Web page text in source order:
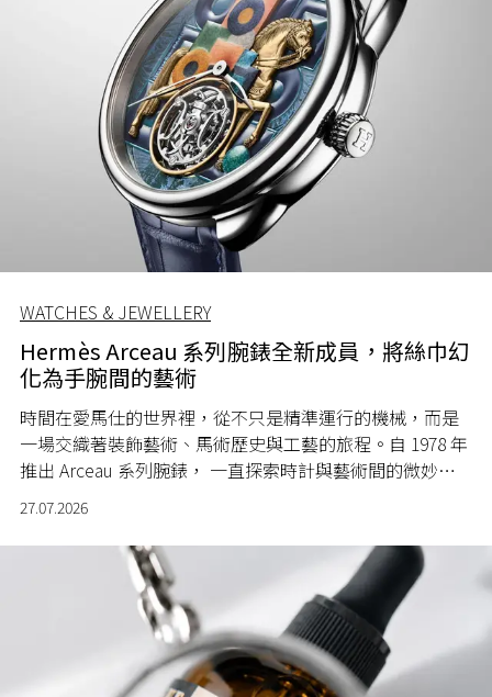
WATCHES & JEWELLERY
Hermès Arceau 系列腕錶全新成員，將絲巾幻
化為手腕間的藝術
時間在愛馬仕的世界裡，從不只是精準運行的機械，而是
一場交織著裝飾藝術、馬術歷史與工藝的旅程。自 1978 年
推出 Arceau 系列腕錶， 一直探索時計與藝術間的微妙關
27.07.2026